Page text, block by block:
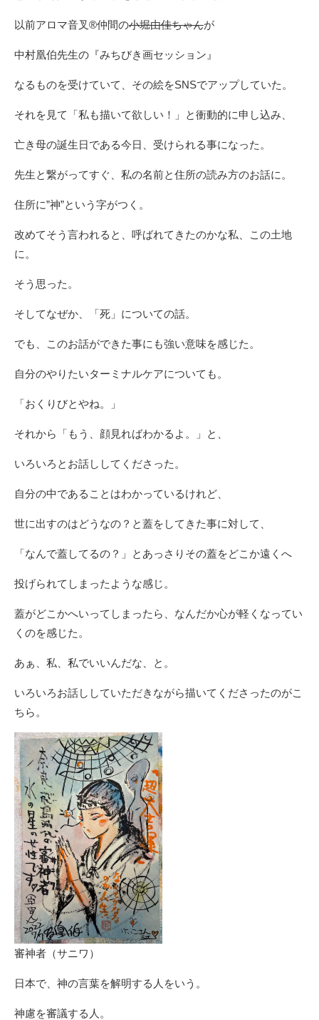
以前アロマ音叉®️仲間の小堀由佳ちゃんが
中村凰伯先生の『みちびき画セッション』
なるものを受けていて、その絵をSNSでアップしていた。
それを見て「私も描いて欲しい！」と衝動的に申し込み、
亡き母の誕生日である今日、受けられる事になった。
先生と繋がってすぐ、私の名前と住所の読み方のお話に。
住所に”神”という字がつく。
改めてそう言われると、呼ばれてきたのかな私、この土地
に。
そう思った。
そしてなぜか、「死」についての話。
でも、このお話ができた事にも強い意味を感じた。
自分のやりたいターミナルケアについても。
「おくりびとやね。」
それから「もう、顔見ればわかるよ。」と、
いろいろとお話ししてくださった。
自分の中であることはわかっているけれど、
世に出すのはどうなの？と蓋をしてきた事に対して、
「なんで蓋してるの？」とあっさりその蓋をどこか遠くへ
投げられてしまったような感じ。
蓋がどこかへいってしまったら、なんだか心が軽くなってい
くのを感じた。
あぁ、私、私でいいんだな、と。
いろいろお話ししていただきながら描いてくださったのがこ
ちら。
審神者（サニワ）
日本で、神の言葉を解明する人をいう。
神慮を審議する人。